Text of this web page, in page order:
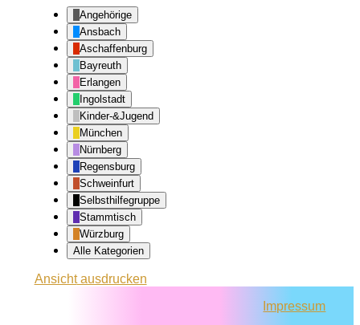
Angehörige
Ansbach
Aschaffenburg
Bayreuth
Erlangen
Ingolstadt
Kinder-&Jugend
München
Nürnberg
Regensburg
Schweinfurt
Selbsthilfegruppe
Stammtisch
Würzburg
Alle Kategorien
Ansichtausdrucken
Impressum